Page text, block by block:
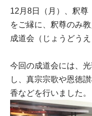
12月8日（月）、釈尊
をご縁に、釈尊のみ
成道会（じょうどうえ
今回の成道会には、
し、真宗宗歌や恩徳
香などを行いました。